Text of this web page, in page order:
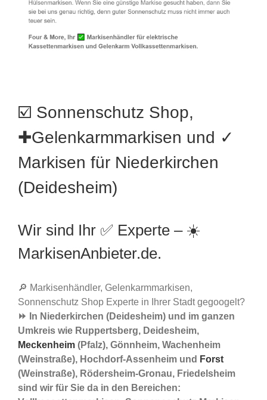
☑️ Sonnenschutz Shop,
✚Gelenkarmmarkisen und ✓
Markisen für Niederkirchen
(Deidesheim)
Wir sind Ihr ✅ Experte – ☀️
MarkisenAnbieter.de.
🔎 Markisenhändler, Gelenkarmmarkisen,
Sonnenschutz Shop Experte in Ihrer Stadt gegoogelt?
⏩ In Niederkirchen (Deidesheim) und im ganzen
Umkreis wie Ruppertsberg, Deidesheim,
Meckenheim (Pfalz), Gönnheim, Wachenheim
(Weinstraße), Hochdorf-Assenheim und Forst
(Weinstraße), Rödersheim-Gronau, Friedelsheim
sind wir für Sie da in den Bereichen: